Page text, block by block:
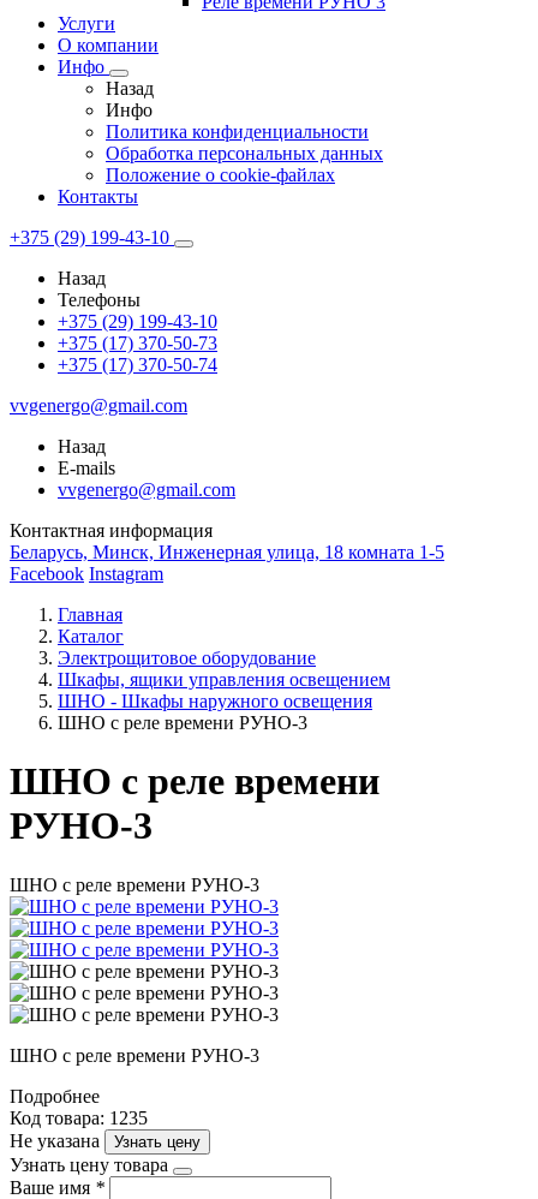
Услуги
О компании
Инфо
Назад
Инфо
Политика конфиденциальности
Обработка персональных данных
Положение о cookie-файлах
Контакты
+375 (29) 199-43-10
Назад
Телефоны
+375 (29) 199-43-10
+375 (17) 370-50-73
+375 (17) 370-50-74
vvgenergo@gmail.com
Назад
E-mails
vvgenergo@gmail.com
Контактная информация
Беларусь, Минск, Инженерная улица, 18 комната 1-5
Facebook Instagram
Главная
Каталог
Электрощитовое оборудование
Шкафы, ящики управления освещением
ШНО - Шкафы наружного освещения
ШНО с реле времени РУНО-3
ШНО с реле времени
РУНО-3
ШНО с реле времени РУНО-3
ШНО с реле времени РУНО-3
Подробнее
Код товара: 1235
Не указана
Узнать цену
Узнать цену товара
Ваше имя *